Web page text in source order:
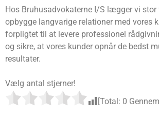
Hos Bruhusadvokaterne I/S lægger vi
opbygge langvarige relationer med vores
forpligtet til at levere professionel
og sikre, at vores kunder opnår de bedst
resultater.
Vælg antal stjerner!
[Total: 0